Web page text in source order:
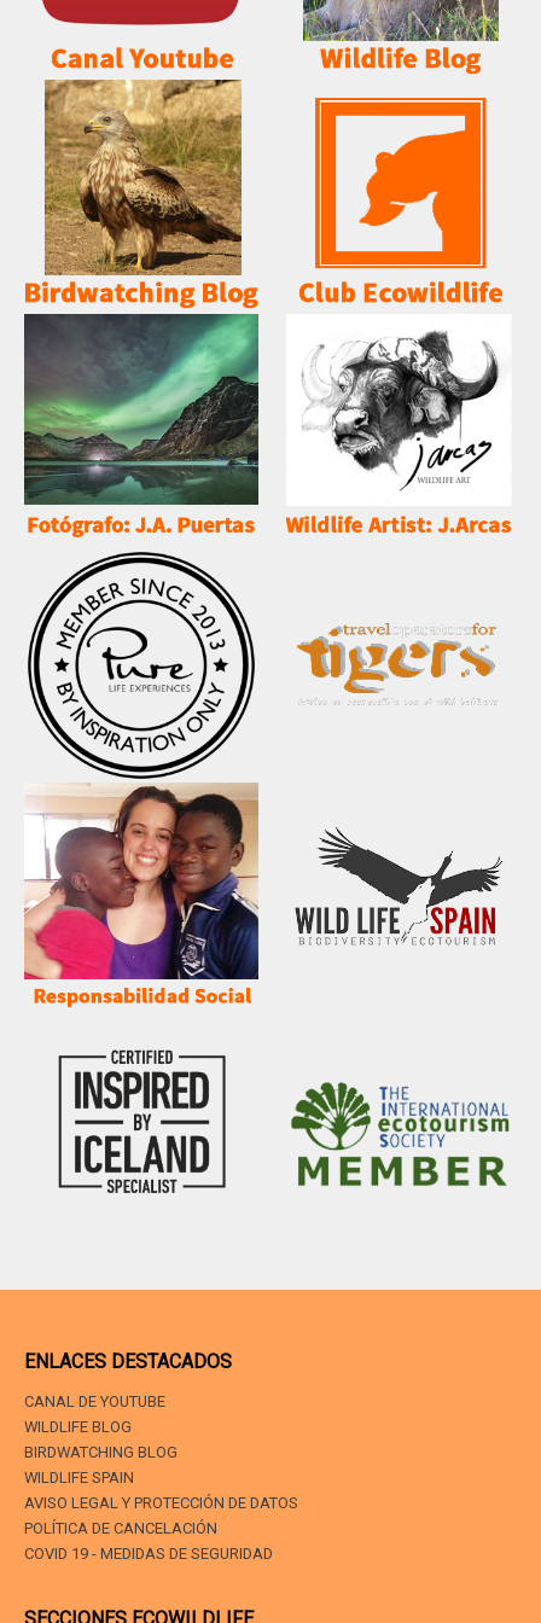
ENLACES DESTACADOS
CANAL DE YOUTUBE
WILDLIFE BLOG
BIRDWATCHING BLOG
WILDLIFE SPAIN
AVISO LEGAL Y PROTECCIÓN DE DATOS
POLÍTICA DE CANCELACIÓN
COVID 19 - MEDIDAS DE SEGURIDAD